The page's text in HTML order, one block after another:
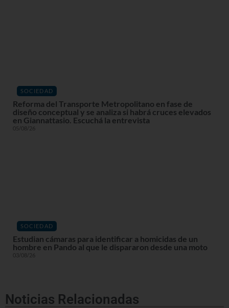
SOCIEDAD
Reforma del Transporte Metropolitano en fase de
diseño conceptual y se analiza si habrá cruces elevados
en Giannattasio. Escuchá la entrevista
05/08/26
SOCIEDAD
Estudian cámaras para identificar a homicidas de un
hombre en Pando al que le dispararon desde una moto
03/08/26
Noticias Relacionadas